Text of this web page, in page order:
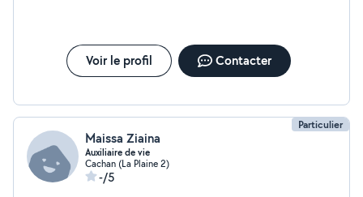
Voir le profil Contacter
Particulier
Maissa Ziaina
Auxiliaire de vie
Cachan (La Plaine 2)
-/5